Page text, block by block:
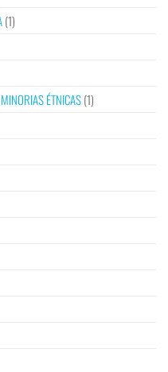
(1)
ÉTNICAS(1)